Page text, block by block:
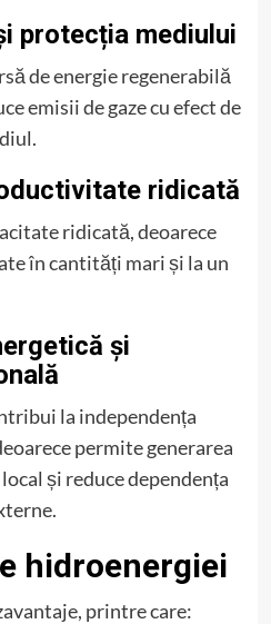
protecția mediului
de energie regenerabilă
emisii de gaze cu efect de
ridicată
ridicată, deoarece
în cantități mari și la un
și
la independența
permite generarea
și reduce dependența
hidroenergiei
printre care: